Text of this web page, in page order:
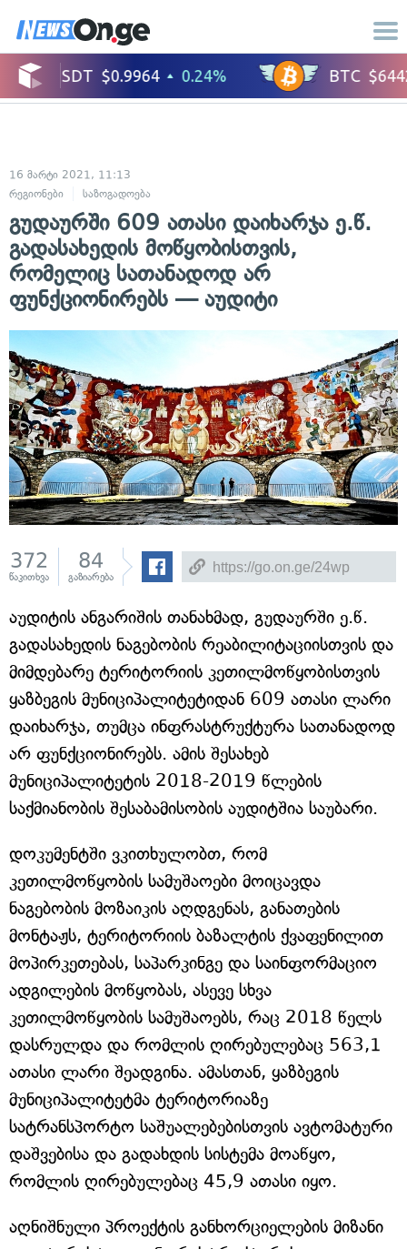
16 მარტი 2021, 11:13
რეგიონები
საზოგადოება
გუდაურში 609 ათასი დაიხარჯა ე.წ.
გადასახედის მოწყობისთვის,
რომელიც სათანადოდ არ
ფუნქციონირებს — აუდიტი
372
წაკითხვა
84
გაზიარება
აუდიტის ანგარიშის თანახმად, გუდაურში ე.წ.
გადასახედის ნაგებობის რეაბილიტაციისთვის და
მიმდებარე ტერიტორიის კეთილმოწყობისთვის
ყაზბეგის მუნიციპალიტეტიდან 609 ათასი ლარი
დაიხარჯა, თუმცა ინფრასტრუქტურა სათანადოდ
არ ფუნქციონირებს. ამის შესახებ
მუნიციპალიტეტის 2018-2019 წლების
საქმიანობის შესაბამისობის აუდიტშია საუბარი.
დოკუმენტში ვკითხულობთ, რომ
კეთილმოწყობის სამუშაოები მოიცავდა
ნაგებობის მოზაიკის აღდგენას, განათების
მონტაჟს, ტერიტორიის ბაზალტის ქვაფენილით
მოპირკეთებას, საპარკინგე და საინფორმაციო
ადგილების მოწყობას, ასევე სხვა
კეთილმოწყობის სამუშაოებს, რაც 2018 წელს
დასრულდა და რომლის ღირებულებაც 563,1
ათასი ლარი შეადგინა. ამასთან, ყაზბეგის
მუნიციპალიტეტმა ტერიტორიაზე
სატრანსპორტო საშუალებებისთვის ავტომატური
დაშვებისა და გადახდის სისტემა მოაწყო,
რომლის ღირებულებაც 45,9 ათასი იყო.
აღნიშნული პროექტის განხორციელების მიზანი